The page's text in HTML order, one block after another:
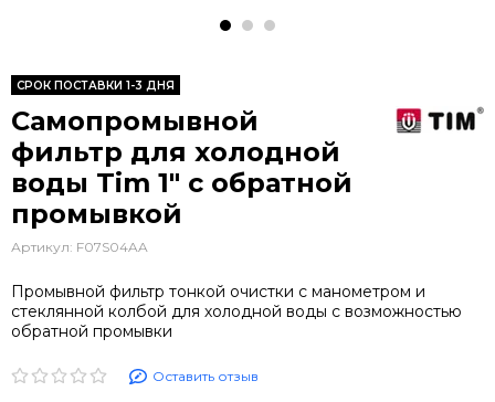
CРОК ПОСТАВКИ 1-3 ДНЯ
Самопромывной
фильтр для холодной
воды Tim 1" с обратной
промывкой
Артикул: F07S04AA
Промывной фильтр тонкой очистки с манометром и
стеклянной колбой для холодной воды c возможностью
обратной промывки
Оставить отзыв